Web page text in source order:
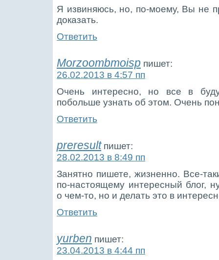
Я извиняюсь, но, по-моему, Вы не
доказать.
Ответить
Morzoombmoisp пишет:
26.02.2013 в 4:57 пп
Очень интересно, но все в
побольше узнать об этом. Очень
Ответить
preresult пишет:
28.02.2013 в 8:49 пп
Занятно пишете, жизненно. Все-
по-настоящему интересный блог,
о чем-то, но и делать это в
Ответить
yurben пишет:
23.04.2013 в 4:44 пп